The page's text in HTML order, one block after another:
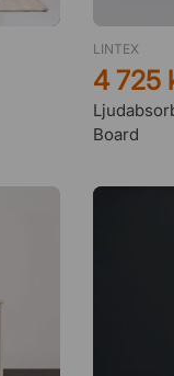
LINTEX
Board
4 725